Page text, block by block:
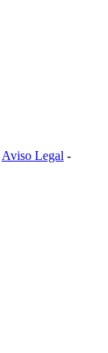
Aviso Legal -